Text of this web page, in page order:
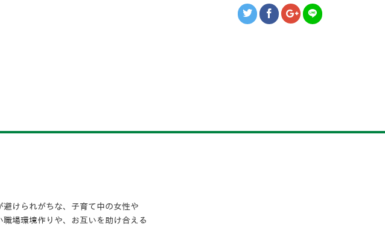
けられがちな、子育て中の女性や
場環境作りや、お互いを助け合える